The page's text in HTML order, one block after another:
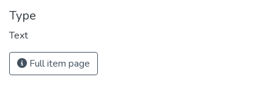
Type
Text
Full item page